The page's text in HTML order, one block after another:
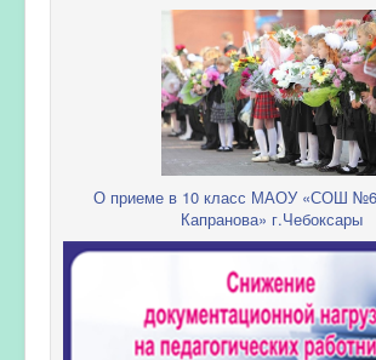
О приеме в 10 класс МАОУ «СОШ
Капранова» г.Чебоксары